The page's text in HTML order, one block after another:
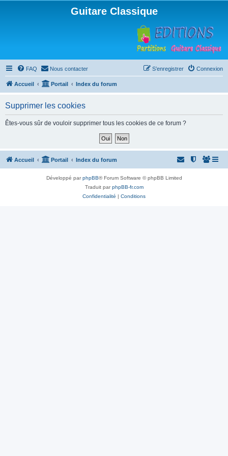
Guitare Classique
FAQ Nous contacter Connexion
S’enregistrer
Accueil Portail Index du forum
Supprimer les cookies
Êtes-vous sûr de vouloir supprimer tous les cookies de ce forum ?
Accueil Portail Index du forum
Développé parphpBB® Forum Software © phpBB Limited
Traduit parphpBB-fr.com
Confidentialité | Conditions